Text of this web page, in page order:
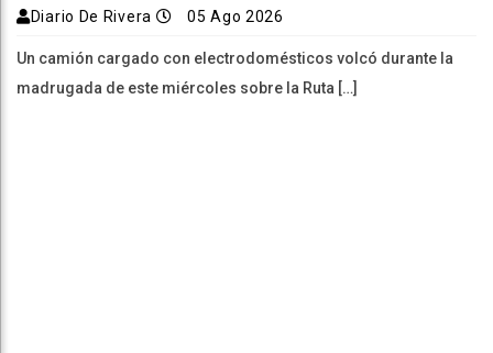
Diario De Rivera 05 Ago 2026
Un camión cargado con electrodomésticos volcó durante la
madrugada de este miércoles sobre la Ruta […]